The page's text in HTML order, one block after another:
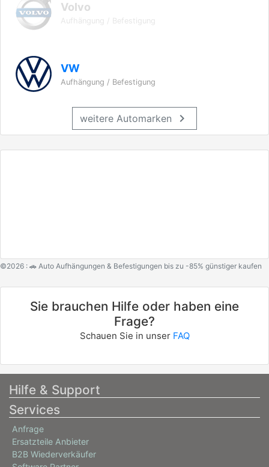
Volvo
Aufhängung / Befestigung
VW
Aufhängung / Befestigung
weitere Automarken chevron_right
©2026 : 🚗 Auto Aufhängungen & Befestigungen bis zu -85% günstiger kaufen
Sie brauchen Hilfe oder haben eine
Frage?
Schauen Sie in unser FAQ
Hilfe & Support
Services
Anfrage
Ersatzteile Anbieter
B2B Wiederverkäufer